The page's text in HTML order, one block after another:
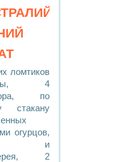
ломтиков
4
по
стакану
огурцов,
и
2